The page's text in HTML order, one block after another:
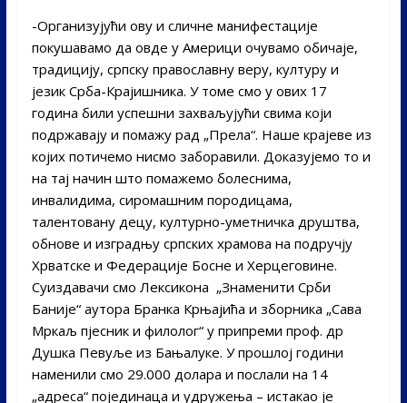
-Организујући ову и сличне манифестације
покушавамо да овде у Америци очувамо обичаје,
традицију, српску православну веру, културу и
језик Срба-Крајишника. У томе смо у ових 17
година били успешни захваљујући свима који
подржавају и помажу рад „Прела“. Наше крајеве из
којих потичемо нисмо заборавили. Доказујемо то и
на тај начин што помажемо болеснима,
инвалидима, сиромашним породицама,
талентовану децу, културно-уметничка друштва,
обнове и изградњу српских храмова на подручју
Хрватске и Федерације Босне и Херцеговине.
Суиздавачи смо Лексикона „Знаменити Срби
Баније“ аутора Бранка Крњајића и зборника „Сава
Мркаљ пјесник и филолог“ у припреми проф. др
Душка Певуље из Бањалуке. У прошлој години
наменили смо 29.000 долара и послали на 14
„адреса“ појединаца и удружења – истакао је